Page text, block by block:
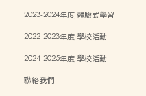
2023-2024年度 體驗式學習
2022-2023年度 學校活動
2024-2025年度 學校活動
聯絡我們